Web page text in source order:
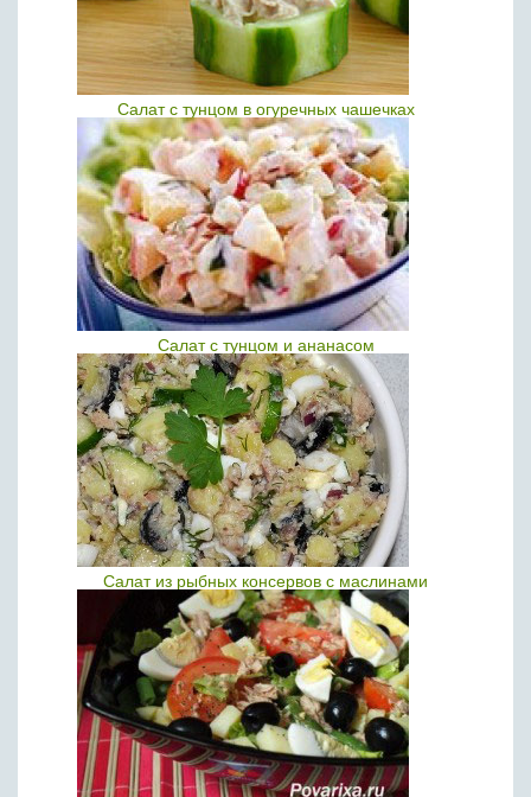
Салат с тунцом в огуречных чашечках
Салат с тунцом и ананасом
Салат из рыбных консервов с маслинами